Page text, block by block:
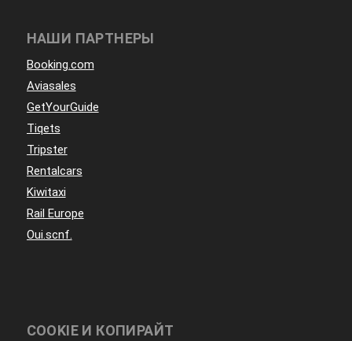
НАШИ ПАРТНЕРЫ
Booking.com
Aviasales
GetYourGuide
Tiqets
Tripster
Rentalcars
Kiwitaxi
Rail Europe
Oui.scnf.
COOKIE И КОПИРАЙТ